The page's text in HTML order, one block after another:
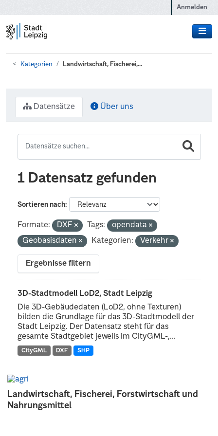
Anmelden
Kategorien Landwirtschaft, Fischerei,...
Landwirtschaft, Fischerei, Forstwirtschaft und
Nahrungsmittel
Datensätze Über uns
1 Datensatz gefunden
Sortieren nach
Formate: DXF Tags:
opendata
Geobasisdaten
Kategorien: Verkehr
Ergebnisse filtern
3D-Stadtmodell LoD2, Stadt Leipzig
Die 3D-Gebäudedaten (LoD2, ohne Texturen)
bilden die Grundlage für das 3D-Stadtmodell der
Stadt Leipzig. Der Datensatz steht für das
gesamte Stadtgebiet jeweils im CityGML-,...
CityGML DXF SHP